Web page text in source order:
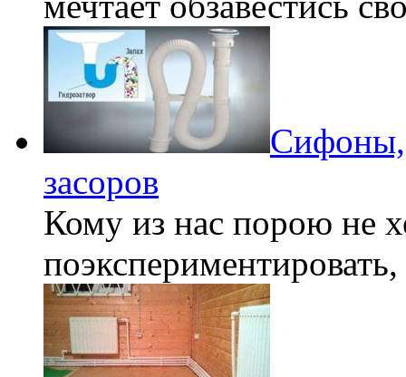
Сифоны,
засоров
Кому из нас порою не